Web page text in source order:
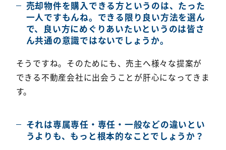
売却物件を購入できる方というのは、たった
一人ですもんね。できる限り良い方法を選ん
で、良い方にめぐりあいたいというのは皆さ
ん共通の意識ではないでしょうか。
そうですね。そのためにも、売主へ様々な提案が
できる不動産会社に出会うことが肝心になってきま
す。
それは専属専任・専任・一般などの違いとい
うよりも、もっと根本的なことでしょうか？